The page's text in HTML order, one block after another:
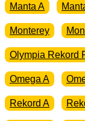
Manta A
Monterey
Olympia Rekord
Omega A
Rekord A